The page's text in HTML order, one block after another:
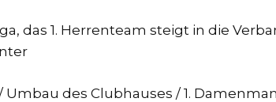
das 1. Herrenteam steigt in die
Umbau des Clubhauses / 1.